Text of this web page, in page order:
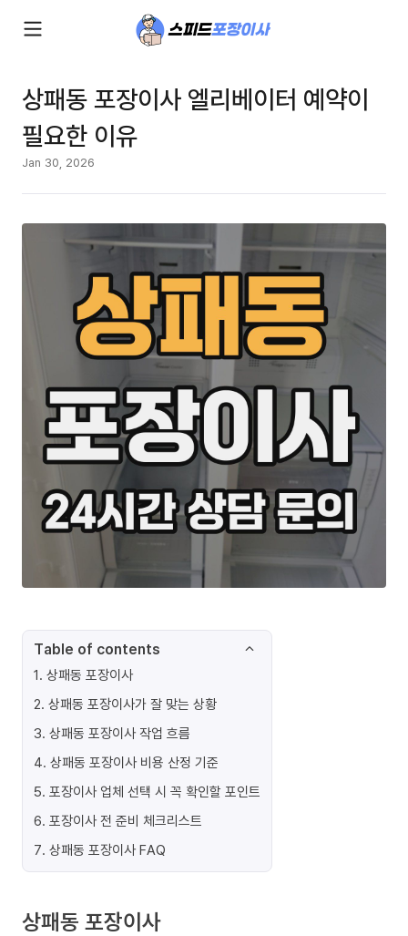
상패동 포장이사 엘리베이터 예약이
필요한 이유
Jan 30, 2026
Table of contents
1. 상패동 포장이사
2. 상패동 포장이사가 잘 맞는 상황
3. 상패동 포장이사 작업 흐름
4. 상패동 포장이사 비용 산정 기준
5. 포장이사 업체 선택 시 꼭 확인할 포인트
6. 포장이사 전 준비 체크리스트
7. 상패동 포장이사 FAQ
상패동 포장이사